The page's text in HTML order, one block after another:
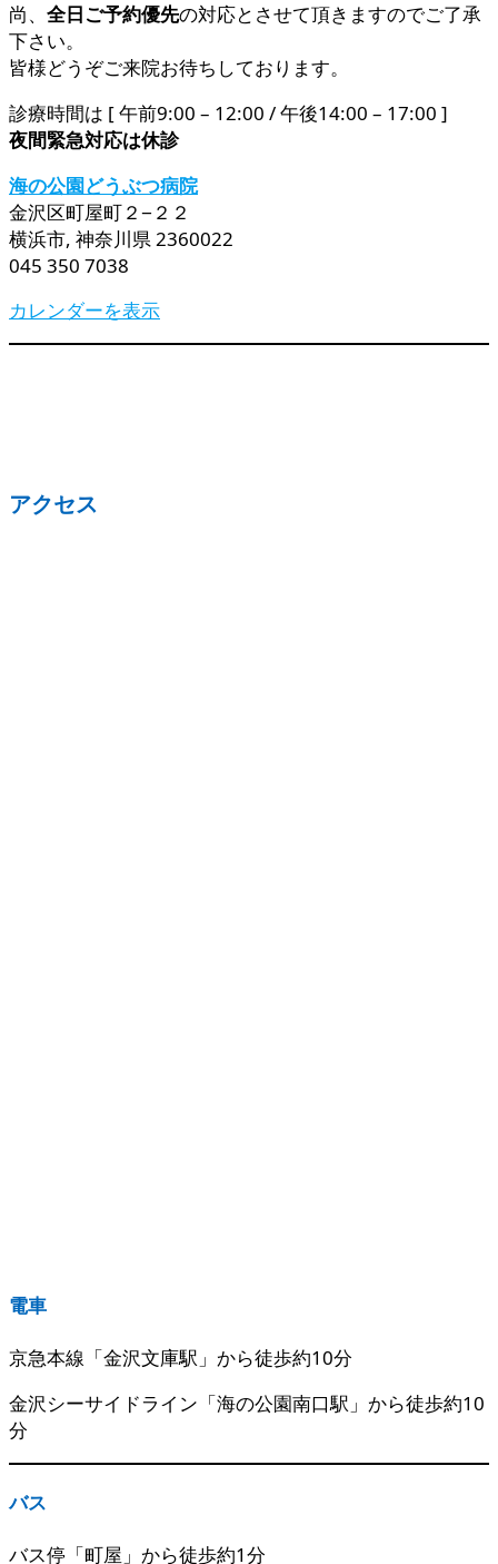
尚、 全日ご予約優先の対応とさせて頂きますのでご了承
下さい。
皆様どうぞご来院お待ちしております。
診療時間は [ 午前9:00 – 12:00 / 午後14:00 – 17:00 ]
夜間緊急対応は休診
海の公園どうぶつ病院
金沢区町屋町２−２２
横浜市, 神奈川県2360022
045 350 7038
カレンダーを表示
アクセス
電車
京急本線「金沢文庫駅」から徒歩約10分
金沢シーサイドライン「海の公園南口駅」から徒歩約10
分
バス
バス停「町屋」から徒歩約1分